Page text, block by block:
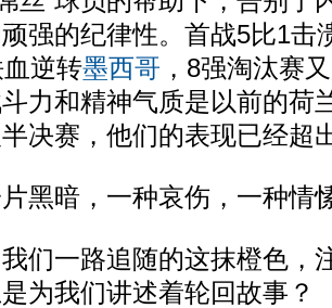
强的纪律性。首战5比1击
逆转墨西哥 ，8强淘汰赛
力和精神气质是以前的荷
决赛，他们的表现已经超
暗，一种哀伤，一种
一路追随的这抹橙色，
为我们讲述着轮回故事？